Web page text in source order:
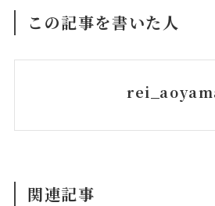
この記事を書いた人
関連記事